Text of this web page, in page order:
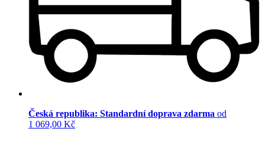
Česká republika: Standardní doprava zdarma od
1 069,00 Kč